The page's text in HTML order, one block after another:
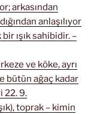
arkasından
anlaşılıyor
ışık sahibidir. –
ve köke, ayrı
bütün ağaç kadar
22. 9.
toprak – kimin